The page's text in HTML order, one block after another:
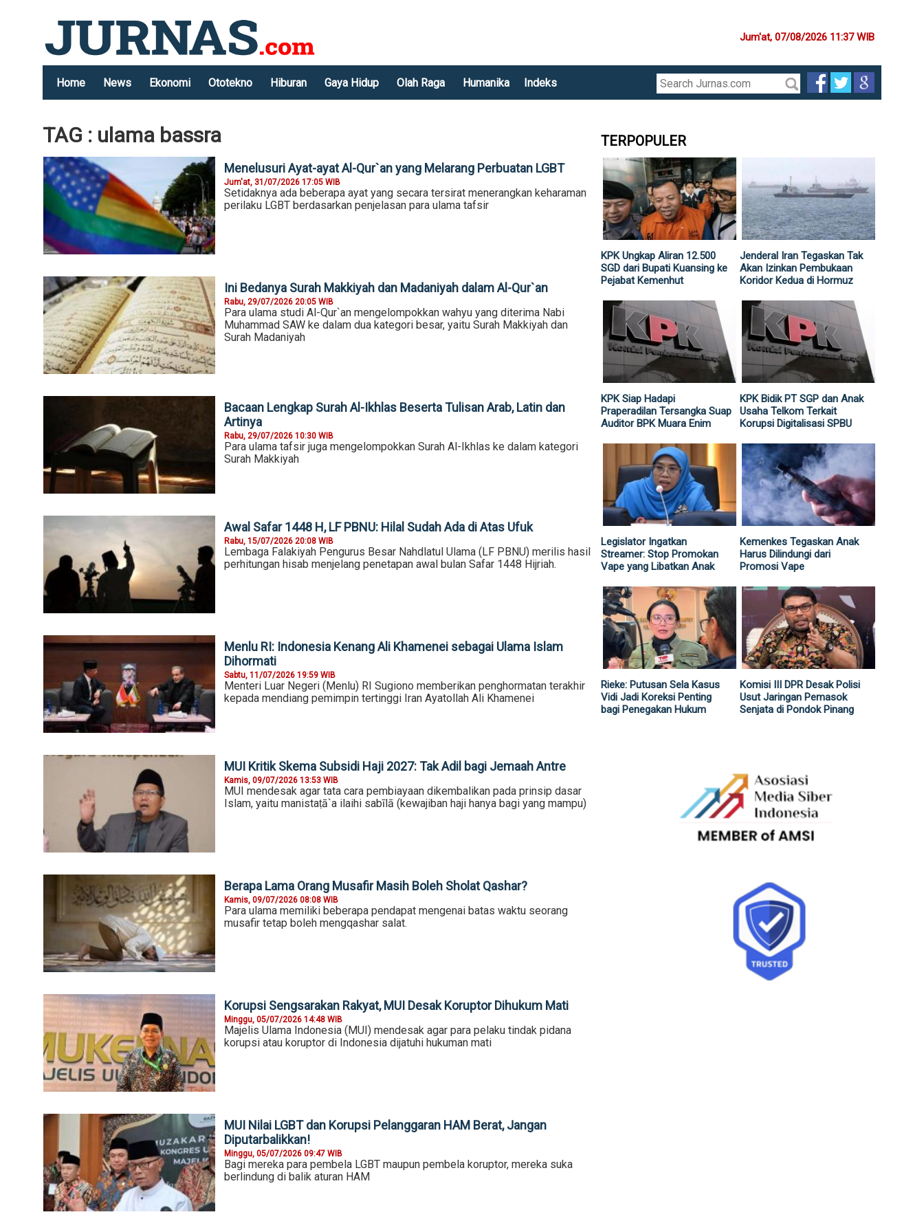
Jum'at, 07/08/2026 11:37 WIB
Home News Ekonomi Ototekno Hiburan Gaya Hidup Olah Raga Humanika Indeks
TAG : ulama bassra
Menelusuri Ayat-ayat Al-Qur`an yang Melarang Perbuatan LGBT
Jum'at, 31/07/2026 17:05 WIB
Setidaknya ada beberapa ayat yang secara tersirat menerangkan keharaman
perilaku LGBT berdasarkan penjelasan para ulama tafsir
Ini Bedanya Surah Makkiyah dan Madaniyah dalam Al-Qur`an
Rabu, 29/07/2026 20:05 WIB
Para ulama studi Al-Qur`an mengelompokkan wahyu yang diterima Nabi
Muhammad SAW ke dalam dua kategori besar, yaitu Surah Makkiyah dan
Surah Madaniyah
Bacaan Lengkap Surah Al-Ikhlas Beserta Tulisan Arab, Latin dan
Artinya
Rabu, 29/07/2026 10:30 WIB
Para ulama tafsir juga mengelompokkan Surah Al-Ikhlas ke dalam kategori
Surah Makkiyah
Awal Safar 1448 H, LF PBNU: Hilal Sudah Ada di Atas Ufuk
Rabu, 15/07/2026 20:08 WIB
Lembaga Falakiyah Pengurus Besar Nahdlatul Ulama (LF PBNU) merilis hasil
perhitungan hisab menjelang penetapan awal bulan Safar 1448 Hijriah.
Menlu RI: Indonesia Kenang Ali Khamenei sebagai Ulama Islam
Dihormati
Sabtu, 11/07/2026 19:59 WIB
Menteri Luar Negeri (Menlu) RI Sugiono memberikan penghormatan terakhir
kepada mendiang pemimpin tertinggi Iran Ayatollah Ali Khamenei
MUI Kritik Skema Subsidi Haji 2027: Tak Adil bagi Jemaah Antre
Kamis, 09/07/2026 13:53 WIB
MUI mendesak agar tata cara pembiayaan dikembalikan pada prinsip dasar
Islam, yaitu manistaṭā`a ilaihi sabīlā (kewajiban haji hanya bagi yang mampu)
Berapa Lama Orang Musafir Masih Boleh Sholat Qashar?
Kamis, 09/07/2026 08:08 WIB
Para ulama memiliki beberapa pendapat mengenai batas waktu seorang
musafir tetap boleh mengqashar salat.
Korupsi Sengsarakan Rakyat, MUI Desak Koruptor Dihukum Mati
Minggu, 05/07/2026 14:48 WIB
Majelis Ulama Indonesia (MUI) mendesak agar para pelaku tindak pidana
korupsi atau koruptor di Indonesia dijatuhi hukuman mati
MUI Nilai LGBT dan Korupsi Pelanggaran HAM Berat, Jangan
Diputarbalikkan!
Minggu, 05/07/2026 09:47 WIB
Bagi mereka para pembela LGBT maupun pembela koruptor, mereka suka
berlindung di balik aturan HAM
TERPOPULER
KPK Ungkap Aliran 12.500
SGD dari Bupati Kuansing ke
Pejabat Kemenhut
Jenderal Iran Tegaskan Tak
Akan Izinkan Pembukaan
Koridor Kedua di Hormuz
KPK Siap Hadapi
Praperadilan Tersangka Suap
Auditor BPK Muara Enim
KPK Bidik PT SGP dan Anak
Usaha Telkom Terkait
Korupsi Digitalisasi SPBU
Legislator Ingatkan
Streamer: Stop Promokan
Vape yang Libatkan Anak
Kemenkes Tegaskan Anak
Harus Dilindungi dari
Promosi Vape
Rieke: Putusan Sela Kasus
Vidi Jadi Koreksi Penting
bagi Penegakan Hukum
Komisi III DPR Desak Polisi
Usut Jaringan Pemasok
Senjata di Pondok Pinang